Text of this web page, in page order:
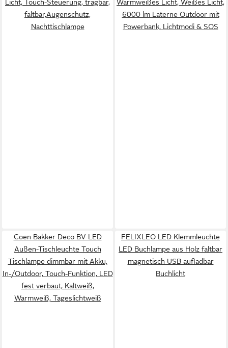
Licht, Touch-Steuerung, tragbar,
faltbar,Augenschutz,
Nachttischlampe
Warmweißes Licht, Weißes Licht,
6000 lm Laterne Outdoor mit
Powerbank, Lichtmodi & SOS
Coen Bakker Deco BV LED
Außen-Tischleuchte Touch
Tischlampe dimmbar mit Akku,
In-/Outdoor, Touch-Funktion, LED
fest verbaut, Kaltweiß,
Warmweiß, Tageslichtweiß
FELIXLEO LED Klemmleuchte
LED Buchlampe aus Holz faltbar
magnetisch USB aufladbar
Buchlicht